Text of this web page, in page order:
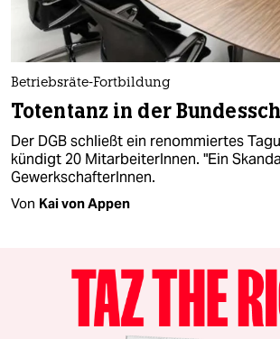
Betriebsräte-Fortbildung
Totentanz in der
Der DGB schließt ein renommiertes
kündigt 20 MitarbeiterInnen. "Ein
GewerkschafterInnen.
Von Kai von Appen